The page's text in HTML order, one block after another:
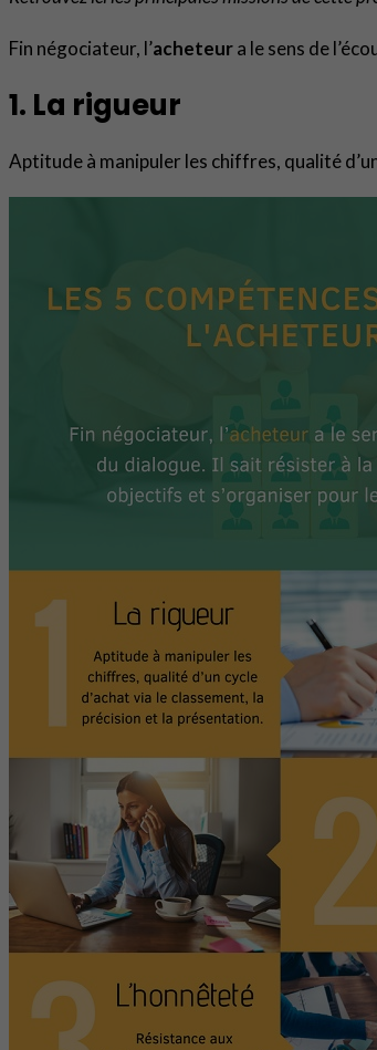
Fin négociateur, l’acheteura le sens de
1. La rigueur
Aptitude à manipuler les chiffres, qualité